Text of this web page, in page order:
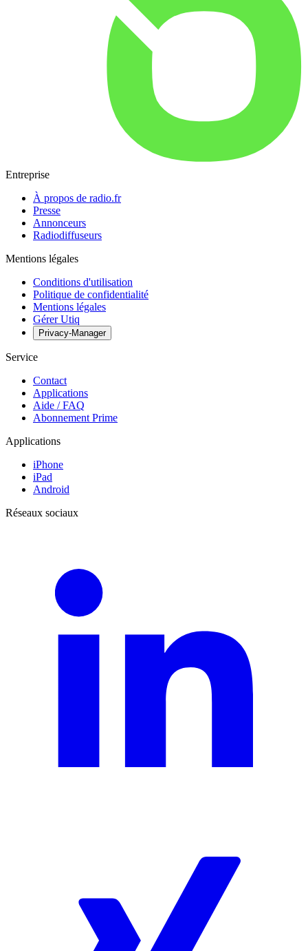
Entreprise
À propos de radio.fr
Presse
Annonceurs
Radiodiffuseurs
Mentions légales
Conditions d'utilisation
Politique de confidentialité
Mentions légales
Gérer Utiq
Privacy-Manager
Service
Contact
Applications
Aide / FAQ
Abonnement Prime
Applications
iPhone
iPad
Android
Réseaux sociaux